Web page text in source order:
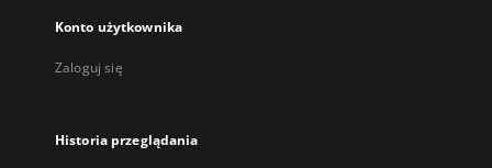
Konto użytkownika
Zaloguj się
Historia przeglądania